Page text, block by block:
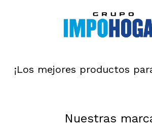
¡Los mejores productos
Nuestras